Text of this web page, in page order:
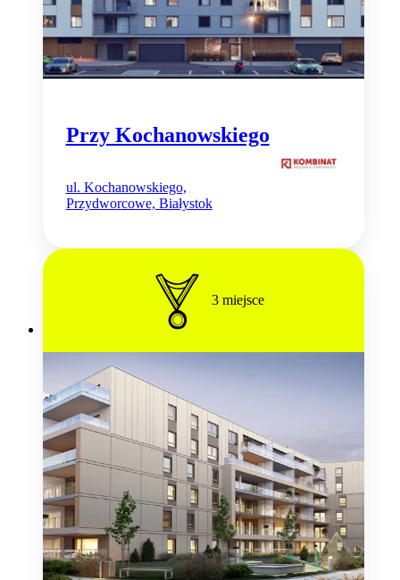
Przy Kochanowskiego
ul. Kochanowskiego,
Przydworcowe, Białystok
3miejsce